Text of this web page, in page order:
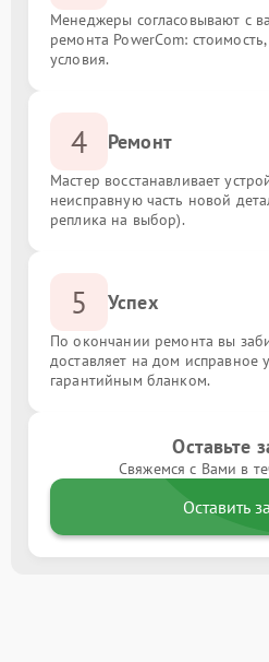
Менеджеры согласовывают с
ремонта PowerCom:
условия.
4 Ремонт
Мастер восстанавливает
неисправную часть новой
реплика на выбор).
5 Успех
По окончании ремонта вы
доставляет на дом исправное
гарантийным бланком.
Оставьте
Свяжемся с Вами в
Оставить